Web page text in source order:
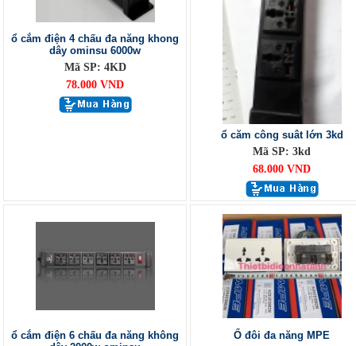
ổ cắm điện 4 chấu đa năng khong
dây ominsu 6000w
Mã SP: 4KD
78.000 VND
ổ căm công suât lớn 3kd
Mã SP: 3kd
68.000 VND
ổ cắm điện 6 chấu đa năng không
Ổ đôi đa năng MPE